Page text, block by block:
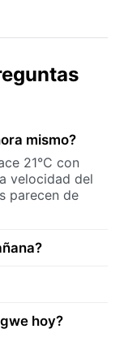
mismo?
21°C con
velocidad del
parecen de
hoy?